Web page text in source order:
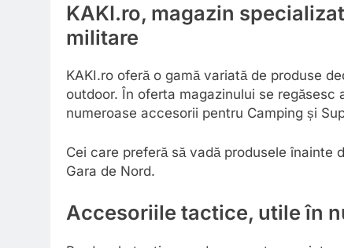
KAKI.ro, magazin
militare
KAKI.ro oferă o gamă variată de produse
outdoor. În oferta magazinului se
numeroase accesorii pentru Camping și
Cei care preferă să vadă produsele
Gara de Nord.
Accesoriile tactice, utile în